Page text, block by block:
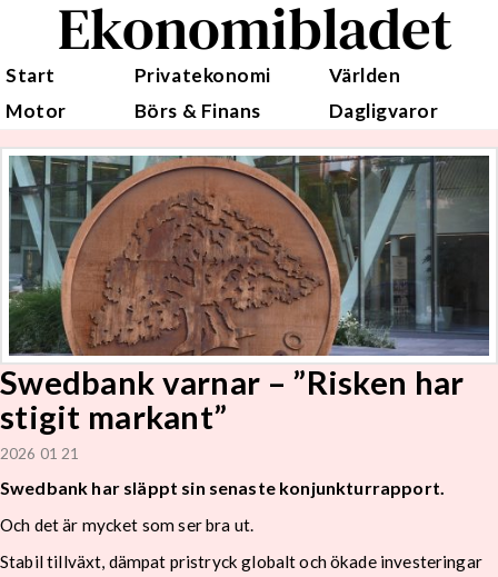
Ekonomibladet
Start Privatekonomi
Världen
Motor
Börs & Finans Dagligvaror
Swedbank varnar – ”Risken har
stigit markant”
2026 01 21
Swedbank har släppt sin senaste konjunkturrapport.
Och det är mycket som ser bra ut.
Stabil tillväxt, dämpat pristryck globalt och ökade investeringar